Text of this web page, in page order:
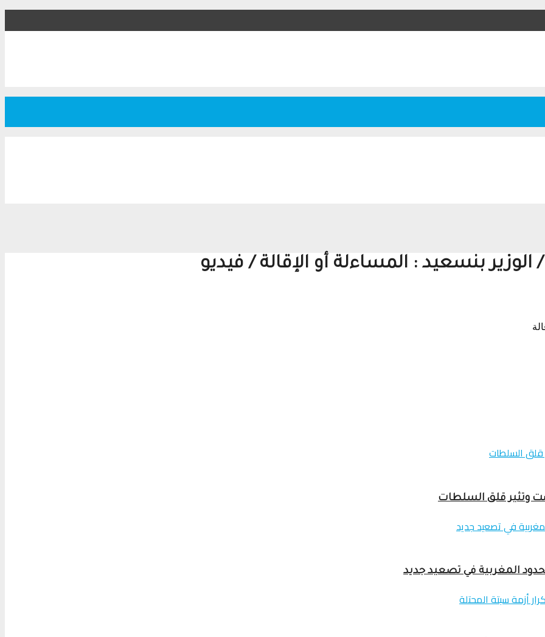
المغربية في تصعيد جديد